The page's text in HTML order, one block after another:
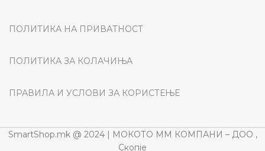
ПОЛИТИКА НА ПРИВАТНОСТ
ПОЛИТИКА ЗА КОЛАЧИЊА
ПРАВИЛА И УСЛОВИ ЗА КОРИСТЕЊЕ
SmartShop.mk @ 2024 | МОКОТО ММ КОМПАНИ – ДОО ,
Скопје